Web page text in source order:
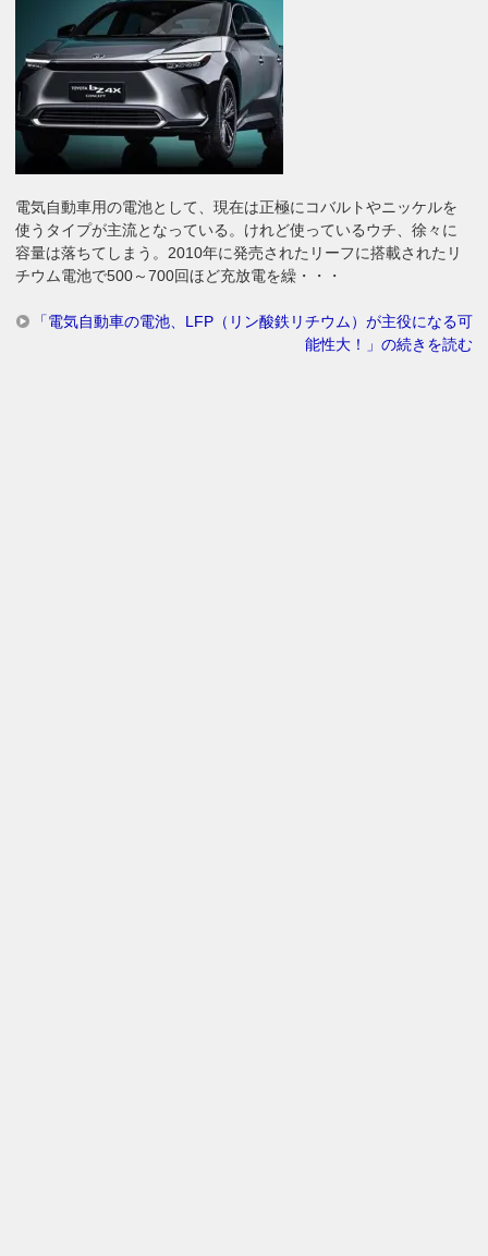
電気自動車用の電池として、現在は正極にコバルトやニッケルを
使うタイプが主流となっている。けれど使っているウチ、徐々に
容量は落ちてしまう。2010年に発売されたリーフに搭載されたリ
チウム電池で500～700回ほど充放電を繰・・・
「電気自動車の電池、LFP（リン酸鉄リチウム）が主役になる可
能性大！」の続きを読む